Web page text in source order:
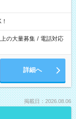
の大量募集 / 電話対応
詳細へ
掲載日：2026.08.06